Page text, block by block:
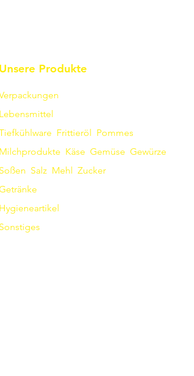
Unsere Produkte
Lebensmittel
Frittieröl Pommes
Milchprodukte Käse Gemüse Gewürze
Soßen Salz Mehl Zucker
Hygieneartikel
Sonstiges